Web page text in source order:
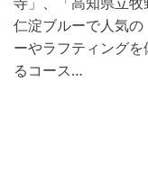
仁淀ブルーで人気
ーやラフティング
るコース…